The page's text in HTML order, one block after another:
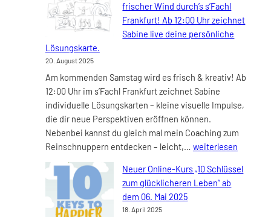
in
dein
Dein
Workshop
am
04.09.2025
frischer Wind durch’s s’Fachl
Frankfurt! Ab 12:00 Uhr zeichnet
Sabine live deine persönliche
Lösungskarte.
20. August 2025
Am kommenden Samstag wird es frisch & kreativ! Ab
12:00 Uhr im s’Fachl Frankfurt zeichnet Sabine
individuelle Lösungskarten – kleine visuelle Impulse,
die dir neue Perspektiven eröffnen können.
Nebenbei kannst du gleich mal mein Coaching zum
Reinschnuppern entdecken – leicht,… Am
23.08.2025
weht
weiterlesen
Neuer Online-Kurs „10 Schlüssel
zum glücklicheren Leben“ ab
dem 06. Mai 2025
18. April 2025